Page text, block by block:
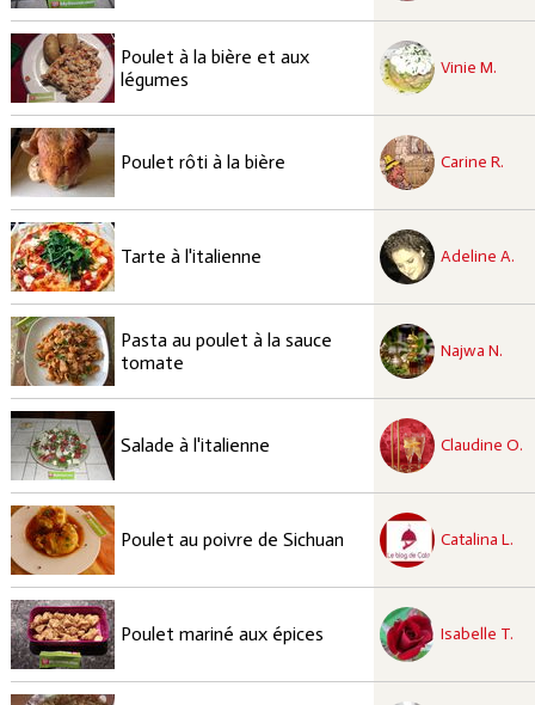
Poulet à la bière et aux
légumes
Vinie M.
recette à tester
Poulet rôti à la bière Carine R.
recette à tester
Tarte à l'italienne Adeline A.
recette à tester
Pasta au poulet à la sauce
tomate
Najwa N.
recette à tester
Salade à l'italienne Claudine O.
recette à tester
Poulet au poivre de Sichuan Catalina L.
recette à tester
Poulet mariné aux épices Isabelle T.
recette à tester